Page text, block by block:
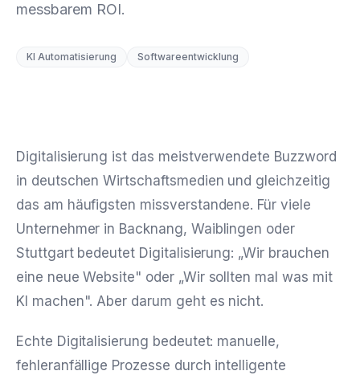
messbarem ROI.
KI Automatisierung Softwareentwicklung
Digitalisierung ist das meistverwendete Buzzword
in deutschen Wirtschaftsmedien und gleichzeitig
das am häufigsten missverstandene. Für viele
Unternehmer in Backnang, Waiblingen oder
Stuttgart bedeutet Digitalisierung: „Wir brauchen
eine neue Website" oder „Wir sollten mal was mit
KI machen". Aber darum geht es nicht.
Echte Digitalisierung bedeutet: manuelle,
fehleranfällige Prozesse durch intelligente